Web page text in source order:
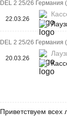
DEL 2 25/26
22.03.26
DEL 2 25/26
20.03.26
Приветствуем